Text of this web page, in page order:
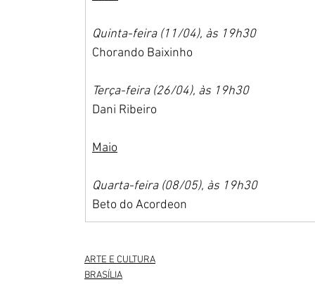
Quinta-feira (11/04), às 19h30
Chorando Baixinho
Terça-feira (26/04), às 19h30
Dani Ribeiro
Maio
Quarta-feira (08/05), às 19h30
Beto do Acordeon
ARTE E CULTURA
BRASÍLIA